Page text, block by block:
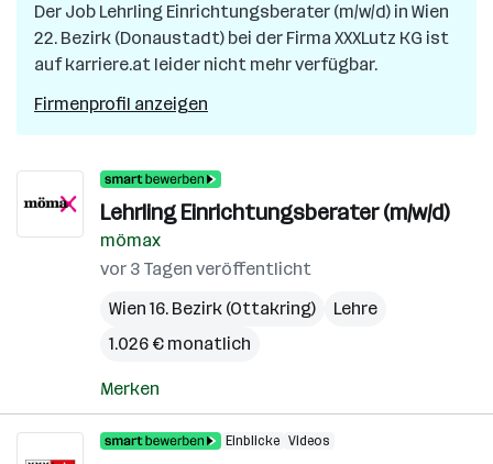
in
Wien
Der Job Lehrling Einrichtungsberater (m/w/d) in Wien
22. Bezirk (Donaustadt) bei der Firma XXXLutz KG ist
auf karriere.at leider nicht mehr verfügbar.
Firmenprofil anzeigen
Lehrling Einrichtungsberater (m/w/d)
mömax
vor 3 Tagen veröffentlicht
Wien 16. Bezirk (Ottakring)
Lehre
1.026 € monatlich
Merken
Einblicke Videos